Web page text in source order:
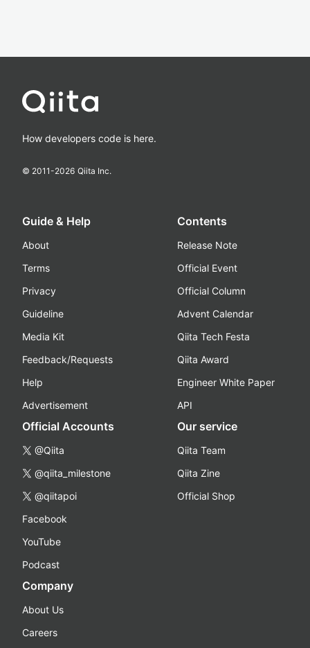
How developers code is here.
© 2011-2026 Qiita Inc.
Guide & Help
About
Terms
Privacy
Guideline
Media Kit
Feedback/Requests
Help
Advertisement
Contents
Release Note
Official Event
Official Column
Advent Calendar
Qiita Tech Festa
Qiita Award
Engineer White Paper
API
Official Accounts
@Qiita
@qiita_milestone
@qiitapoi
Facebook
YouTube
Podcast
Our service
Qiita Team
Qiita Zine
Official Shop
Company
About Us
Careers